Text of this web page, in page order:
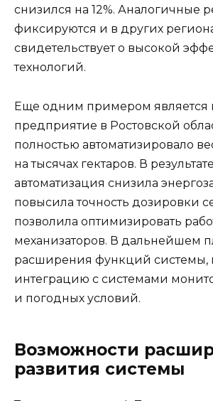
снизился на 12%. Аналогичные
фиксируются и в других
свидетельствует о высокой
технологий.
Еще одним примером является
предприятие в Ростовской
полностью автоматизировало
на тысячах гектаров. В результате
автоматизация снизила
повысила точность дозировки
позволила оптимизировать
механизаторов. В дальнейшем
расширения функций системы,
интеграцию с системами
и погодных условий.
Возможности
развития системы